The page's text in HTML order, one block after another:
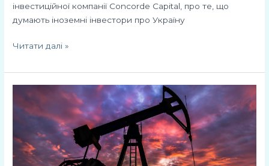
інвестиційної компанії Concorde Capital, про те, що
думають іноземні інвестори про Україну
Читати далі »
Очікування
від
ринків
commodities
2022